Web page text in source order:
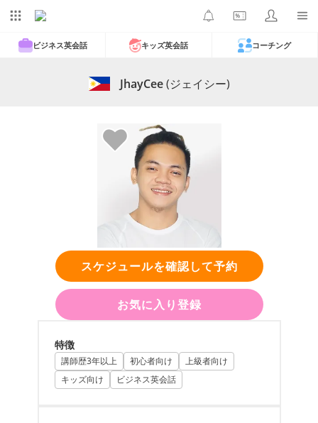
ビジネス英会話 キッズ英会話 コーチング
JhayCee(ジェイシー)
スケジュールを確認して予約
お気に入り登録
特徴
講師歴3年以上 初心者向け
上級者向け
キッズ向け
ビジネス英会話